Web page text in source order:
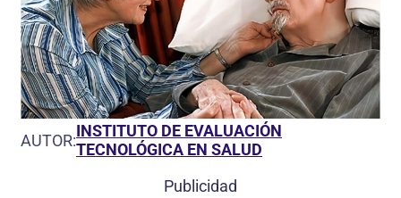
AUTOR:INSTITUTO DE EVALUACIÓN
TECNOLÓGICA EN SALUD
Publicidad